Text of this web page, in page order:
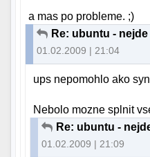
a mas po probleme. ;)
Re: ubuntu -
01.02.2009 | 21:04
ups nepomohlo ako
Nebolo mozne splnit
Re: ubuntu -
01.02.2009 | 21:09